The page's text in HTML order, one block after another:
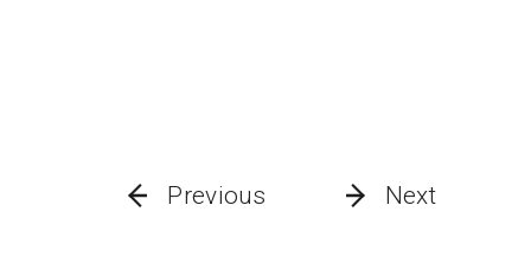
Next
Previous